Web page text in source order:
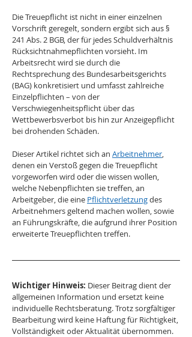
Die Treuepflicht ist nicht in einer einzelnen
Vorschrift geregelt, sondern ergibt sich aus §
241 Abs. 2 BGB, der für jedes Schuldverhältnis
Rücksichtnahmepflichten vorsieht. Im
Arbeitsrecht wird sie durch die
Rechtsprechung des Bundesarbeitsgerichts
(BAG) konkretisiert und umfasst zahlreiche
Einzelpflichten – von der
Verschwiegenheitspflicht über das
Wettbewerbsverbot bis hin zur Anzeigepflicht
bei drohenden Schäden.
Dieser Artikel richtet sich an Arbeitnehmer,
denen ein Verstoß gegen die Treuepflicht
vorgeworfen wird oder die wissen wollen,
welche Nebenpflichten sie treffen, an
Arbeitgeber, die eine Pflichtverletzung des
Arbeitnehmers geltend machen wollen, sowie
an Führungskräfte, die aufgrund ihrer Position
erweiterte Treuepflichten treffen.
Wichtiger Hinweis: Dieser Beitrag dient der
allgemeinen Information und ersetzt keine
individuelle Rechtsberatung. Trotz sorgfältiger
Bearbeitung wird keine Haftung für Richtigkeit,
Vollständigkeit oder Aktualität übernommen.